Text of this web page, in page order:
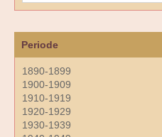
Periode
1890-1899
1900-1909
1910-1919
1920-1929
1930-1939